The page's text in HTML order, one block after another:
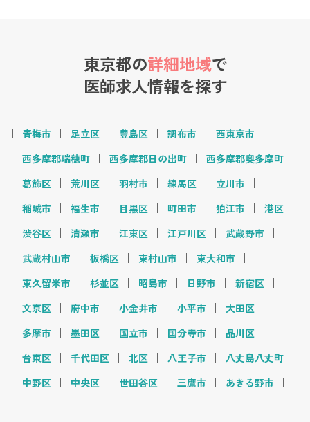
東京都の詳細地域で
医師求人情報を探す
青梅市 足立区 豊島区 調布市
西東京市
西多摩郡瑞穂町
西多摩郡日の出町
西多摩郡奥多摩町
葛飾区
荒川区 羽村市 練馬区
立川市
稲城市
福生市 目黒区 町田市 狛江市
港区
渋谷区
清瀬市 江東区 江戸川区
武蔵野市
武蔵村山市
板橋区 東村山市
東大和市
東久留米市
杉並区 昭島市 日野市
新宿区
文京区
府中市 小金井市 小平市
大田区
多摩市
墨田区 国立市 国分寺市
品川区
台東区
千代田区 北区 八王子市
八丈島八丈町
中野区
中央区 世田谷区 三鷹市 あきる野市